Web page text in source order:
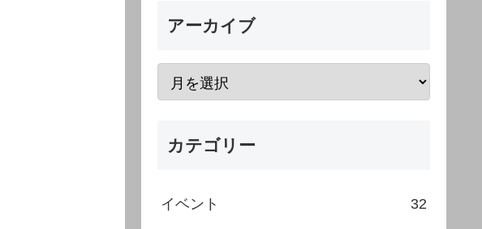
アーカイブ
カテゴリー
イベント 32